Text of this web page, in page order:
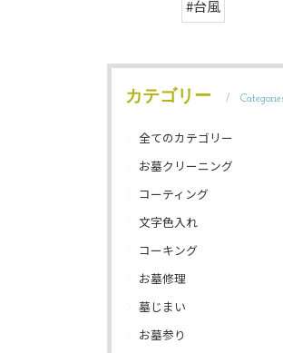
#台風
カテゴリー
全てのカテゴリー
お墓クリーニング
コーティング
文字色入れ
コーキング
お墓修理
墓じまい
お墓参り